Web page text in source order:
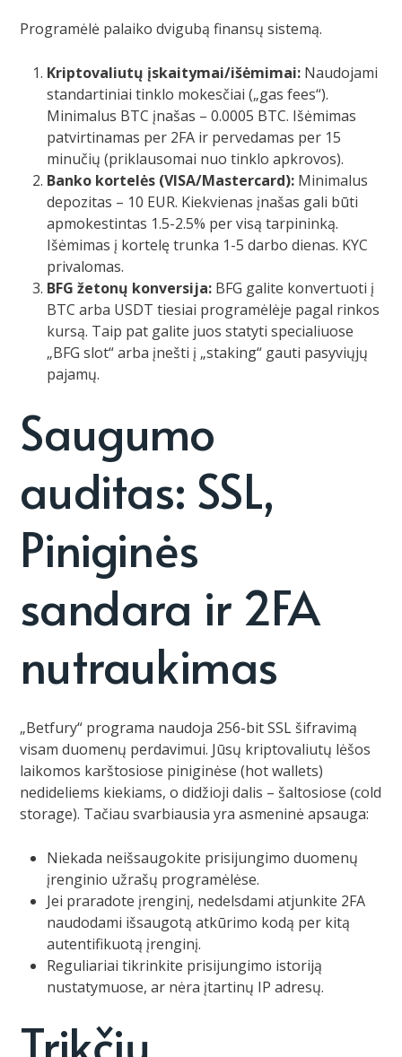
Programėlė palaiko dvigubą finansų sistemą.
Kriptovaliutų įskaitymai/išėmimai: Naudojami
standartiniai tinklo mokesčiai („gas fees“).
Minimalus BTC įnašas – 0.0005 BTC. Išėmimas
patvirtinamas per 2FA ir pervedamas per 15
minučių (priklausomai nuo tinklo apkrovos).
Banko kortelės (VISA/Mastercard): Minimalus
depozitas – 10 EUR. Kiekvienas įnašas gali būti
apmokestintas 1.5-2.5% per visą tarpininką.
Išėmimas į kortelę trunka 1-5 darbo dienas. KYC
privalomas.
BFG žetonų konversija: BFG galite konvertuoti į
BTC arba USDT tiesiai programėlėje pagal rinkos
kursą. Taip pat galite juos statyti specialiuose
„BFG slot“ arba įnešti į „staking“ gauti pasyviųjų
pajamų.
Saugumo
auditas: SSL,
Piniginės
sandara ir 2FA
nutraukimas
„Betfury“ programa naudoja 256-bit SSL šifravimą
visam duomenų perdavimui. Jūsų kriptovaliutų lėšos
laikomos karštosiose piniginėse (hot wallets)
nedideliems kiekiams, o didžioji dalis – šaltosiose (cold
storage). Tačiau svarbiausia yra asmeninė apsauga:
Niekada neišsaugokite prisijungimo duomenų
įrenginio užrašų programėlėse.
Jei praradote įrenginį, nedelsdami atjunkite 2FA
naudodami išsaugotą atkūrimo kodą per kitą
autentifikuotą įrenginį.
Reguliariai tikrinkite prisijungimo istoriją
nustatymuose, ar nėra įtartinų IP adresų.